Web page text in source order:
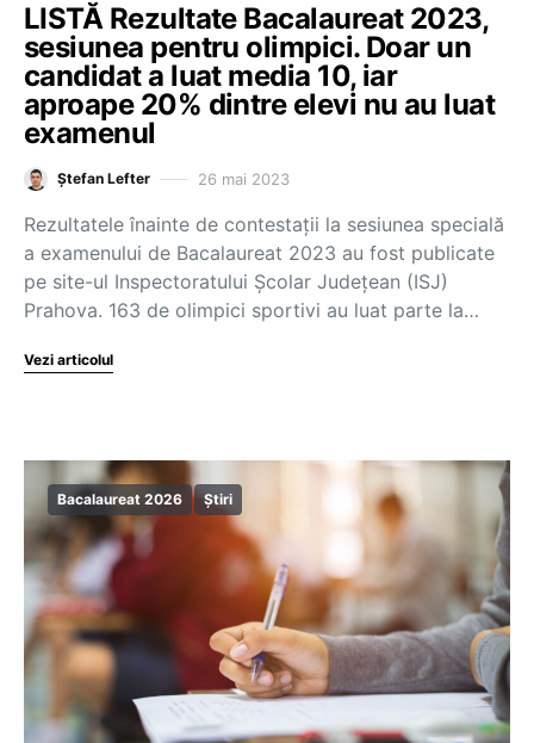
LISTĂ Rezultate Bacalaureat 2023,
sesiunea pentru olimpici. Doar un
candidat a luat media 10, iar
aproape 20% dintre elevi nu au luat
examenul
Ștefan Lefter 26 mai 2023
Rezultatele înainte de contestații la sesiunea specială
a examenului de Bacalaureat 2023 au fost publicate
pe site-ul Inspectoratului Școlar Județean (ISJ)
Prahova. 163 de olimpici sportivi au luat parte la…
Vezi articolul
Bacalaureat 2026 Știri